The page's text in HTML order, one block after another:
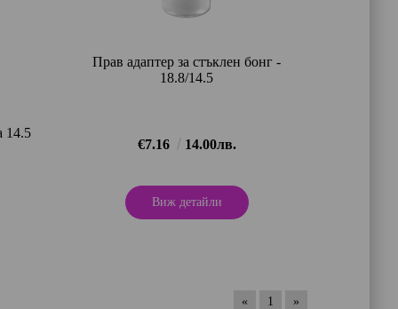
14.5
Прав адаптер за стъклен бонг -
18.8/14.5
€7.16 14.00лв.
Виж детайли
« 1 »